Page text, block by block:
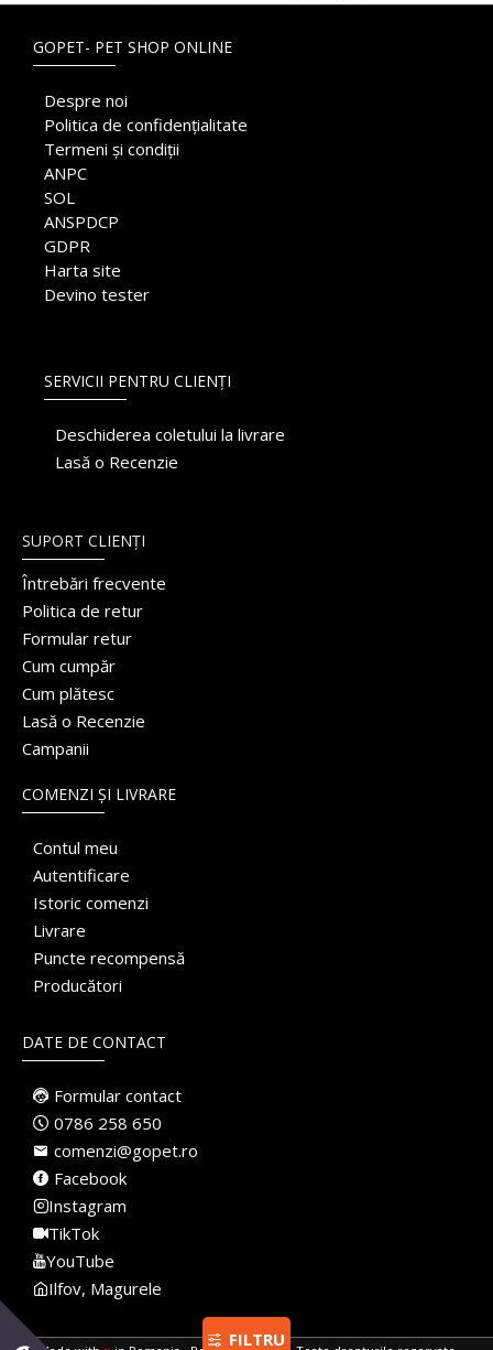
GOPET- PET SHOP ONLINE
Despre noi
Politica de confidențialitate
Termeni și condiții
ANPC
SOL
ANSPDCP
GDPR
Harta site
Devino tester
SERVICII PENTRU CLIENȚI
Deschiderea coletului la livrare
Lasă o Recenzie
SUPORT CLIENȚI
Întrebări frecvente
Politica de retur
Formular retur
Cum cumpăr
Cum plătesc
Lasă o Recenzie
Campanii
COMENZI ȘI LIVRARE
Contul meu
Autentificare
Istoric comenzi
Livrare
Puncte recompensă
Producători
DATE DE CONTACT
Formular contact
0786 258 650
comenzi@gopet.ro
Facebook
Instagram
TikTok
YouTube
Ilfov, Magurele
FILTRU